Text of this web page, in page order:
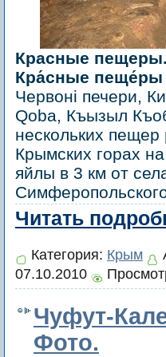
Красные
Кра́сные пеще́ры
Червоні печери,
Qoba, Къызыл
нескольких
Крымских горах
яйлы в 3 км от
Читать
Категория: Крым
07.10.2010
Чуфут-
Фото.